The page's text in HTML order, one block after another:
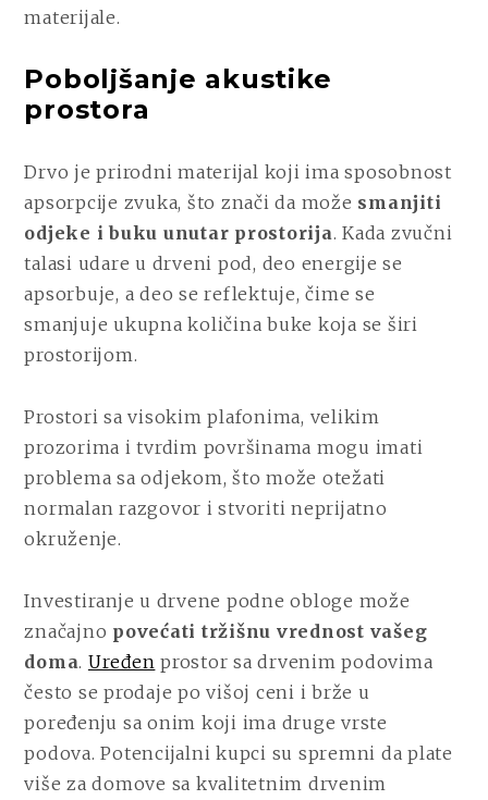
materijale.
Poboljšanje akustike
prostora
Drvo je prirodni materijal koji ima sposobnost
apsorpcije zvuka, što znači da može smanjiti
odjeke i buku unutar prostorija. Kada zvučni
talasi udare u drveni pod, deo energije se
apsorbuje, a deo se reflektuje, čime se
smanjuje ukupna količina buke koja se širi
prostorijom.
Prostori sa visokim plafonima, velikim
prozorima i tvrdim površinama mogu imati
problema sa odjekom, što može otežati
normalan razgovor i stvoriti neprijatno
okruženje.
Investiranje u drvene podne obloge može
značajno povećati tržišnu vrednost vašeg
doma. Uređen prostor sa drvenim podovima
često se prodaje po višoj ceni i brže u
poređenju sa onim koji ima druge vrste
podova. Potencijalni kupci su spremni da plate
više za domove sa kvalitetnim drvenim